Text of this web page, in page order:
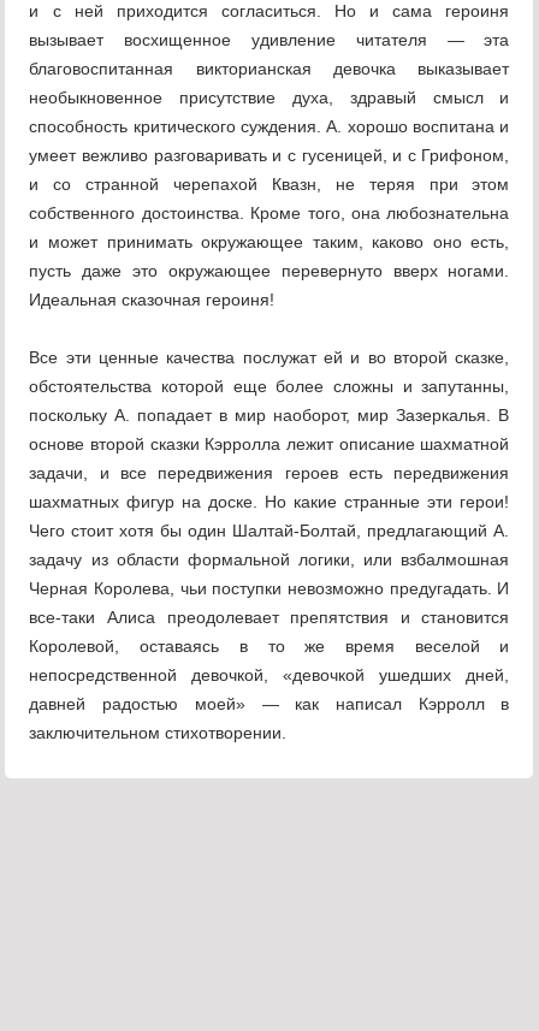
и с ней приходится согласиться. Но и сама героиня
вызывает восхищенное удивление читателя — эта
благовоспитанная викторианская девочка выказывает
необыкновенное присутствие духа, здравый смысл и
способность критического суждения. А. хорошо воспитана и
умеет вежливо разговаривать и с гусеницей, и с Грифоном,
и со странной черепахой Квазн, не теряя при этом
собственного достоинства. Кроме того, она любознательна
и может принимать окружающее таким, каково оно есть,
пусть даже это окружающее перевернуто вверх ногами.
Идеальная сказочная героиня!
Все эти ценные качества послужат ей и во второй сказке,
обстоятельства которой еще более сложны и запутанны,
поскольку А. попадает в мир наоборот, мир Зазеркалья. В
основе второй сказки Кэрролла лежит описание шахматной
задачи, и все передвижения героев есть передвижения
шахматных фигур на доске. Но какие странные эти герои!
Чего стоит хотя бы один Шалтай-Болтай, предлагающий А.
задачу из области формальной логики, или взбалмошная
Черная Королева, чьи поступки невозможно предугадать. И
все-таки Алиса преодолевает препятствия и становится
Королевой, оставаясь в то же время веселой и
непосредственной девочкой, «девочкой ушедших дней,
давней радостью моей» — как написал Кэрролл в
заключительном стихотворении.